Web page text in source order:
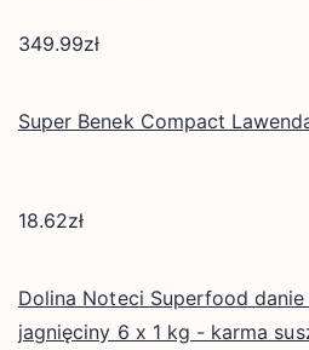
349.99zł
Super Benek Compact
18.62zł
Dolina Noteci Superfood danie
jagnięciny 6 x 1 kg - karma